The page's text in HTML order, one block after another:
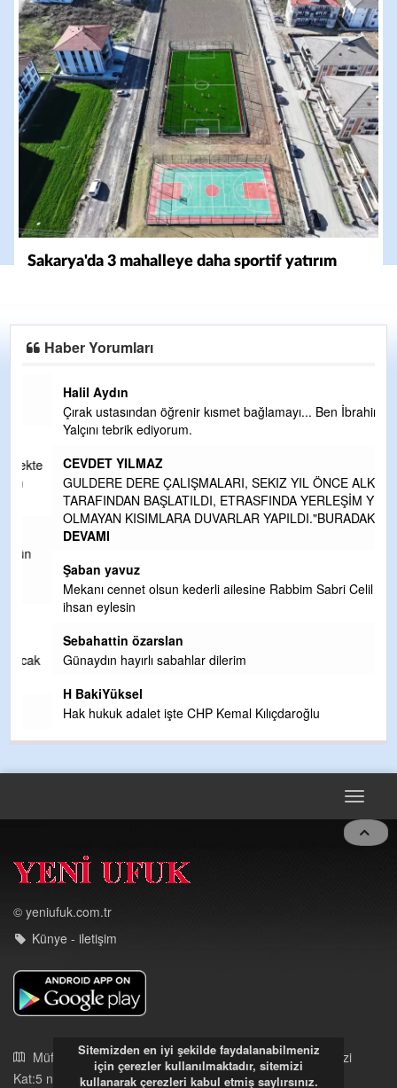
Sakarya'da 3 mahalleye daha sportif yatırım
Haber Yorumları
Halil Aydın
Çırak ustasından öğrenir kısmet bağlamayı... Ben İbrahim
Yalçını tebrik ediyorum.
CEVDET YILMAZ
GULDERE DERE ÇALIŞMALARI, SEKIZ YIL ÖNCE ALKAYA
TARAFINDAN BAŞLATILDI, ETRASFINDA YERLEŞİM YERI
OLMAYAN KISIMLARA DUVARLAR YAPILDI."BURADAK...
DEVAMI
Şaban yavuz
Mekanı cennet olsun kederli ailesine Rabbim Sabri Celil
ihsan eylesin
Sebahattin özarslan
Günaydın hayırlı sabahlar dilerim
H BakiYüksel
Hak hukuk adalet işte CHP Kemal Kılıçdaroğlu
Toggle
© yeniufuk.com.tr
Künye - iletişim
Müftü Mahallesi Ateş Ahmet Sokak Cerrahoğlu İşmerkezi
Kat:5 no:2
Sitemizden en iyi şekilde faydalanabilmeniz
için çerezler kullanılmaktadır, sitemizi
kullanarak çerezleri kabul etmiş saylırsınız.